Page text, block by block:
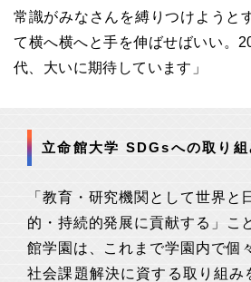
常識がみなさんを縛りつけようと
て横へ横へと手を伸ばせばいい。
代、大いに期待しています」
立命館大学 SDGsへの取り組
「教育・研究機関として世界と
的・持続的発展に貢献する」こ
館学園は、これまで学園内で個
社会課題解決に資する取り組み